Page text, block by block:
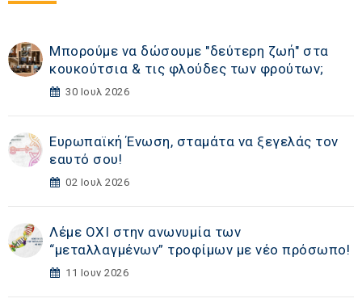
Μπορούμε να δώσουμε "δεύτερη ζωή" στα
κουκούτσια & τις φλούδες των φρούτων;
30 Ιουλ 2026
Ευρωπαϊκή Ένωση, σταμάτα να ξεγελάς τον
εαυτό σου!
02 Ιουλ 2026
Λέμε ΟΧΙ στην ανωνυμία των
“μεταλλαγμένων” τροφίμων με νέο πρόσωπο!
11 Ιουν 2026